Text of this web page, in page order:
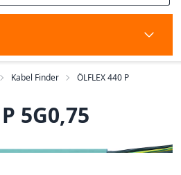
Kabel Finder ÖLFLEX 440 P
5G0,75